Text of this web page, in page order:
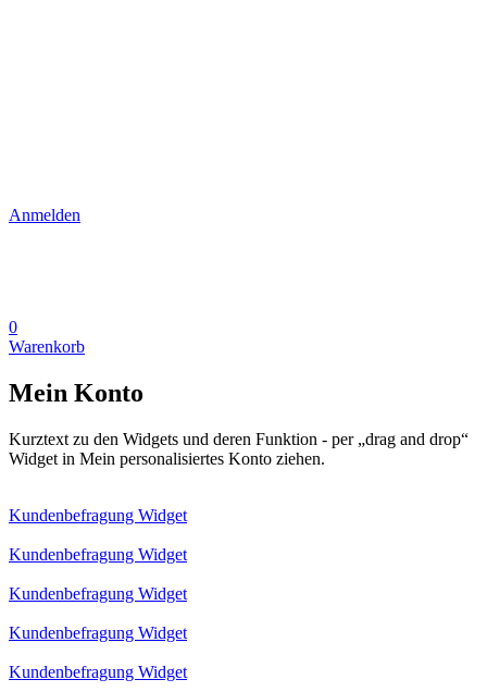
Anmelden
0
Warenkorb
Mein Konto
Kurztext zu den Widgets und deren Funktion - per „drag and drop“
Widget in Mein personalisiertes Konto ziehen.
Kundenbefragung Widget
Kundenbefragung Widget
Kundenbefragung Widget
Kundenbefragung Widget
Kundenbefragung Widget